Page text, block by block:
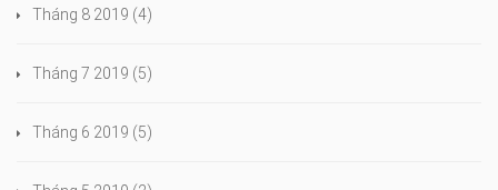
Tháng 8 2019 (4)
Tháng 7 2019 (5)
Tháng 6 2019 (5)